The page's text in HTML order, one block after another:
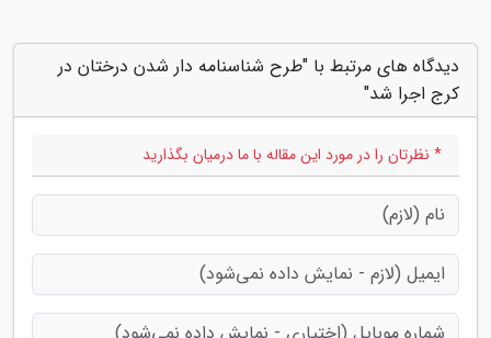
دیدگاه های مرتبط با "طرح شناسنامه دار شدن درختان در
کرج اجرا شد"
* نظرتان را در مورد این مقاله با ما درمیان بگذارید